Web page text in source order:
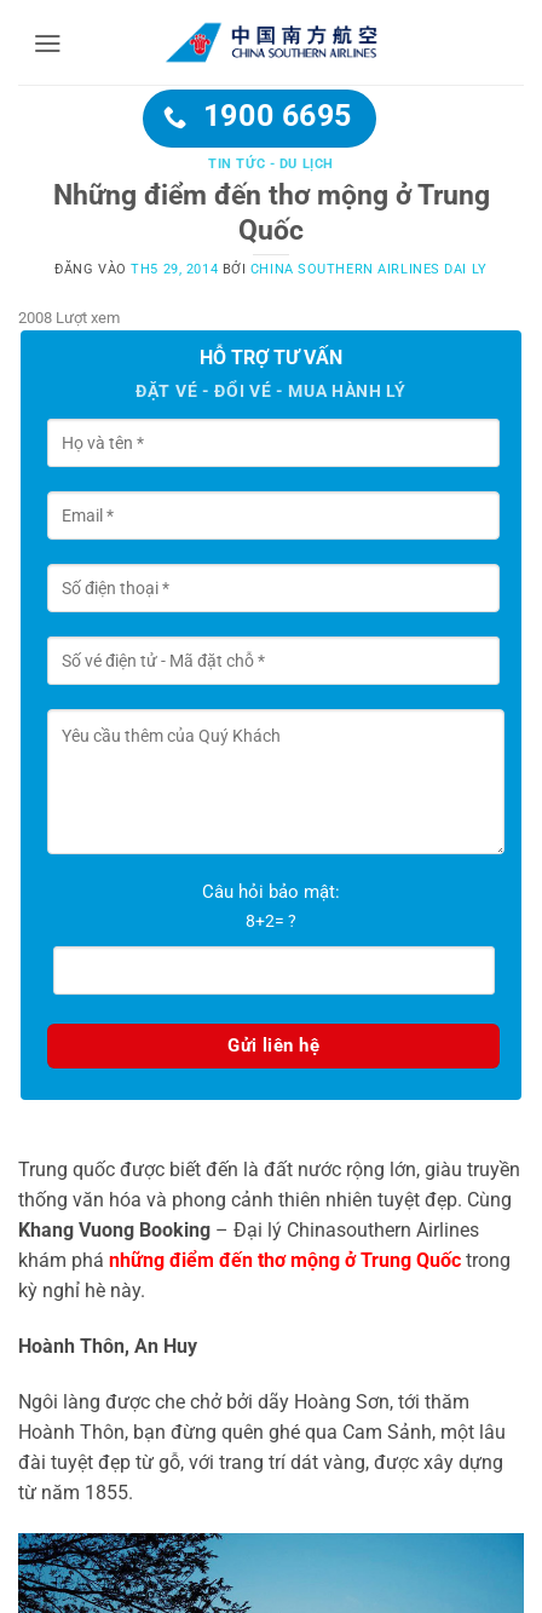
1900 6695
TIN TỨC - DU LỊCH
Những điểm đến thơ mộng ở Trung
Quốc
ĐĂNG VÀOTH5 29, 2014 BỞI CHINA SOUTHERN AIRLINES DAI LY
2008 Lượt xem
HỖ TRỢ TƯ VẤN
ĐẶT VÉ - ĐỔI VÉ - MUA HÀNH LÝ
Câu hỏi bảo mật:
8+2= ?
Trung quốc được biết đến là đất nước rộng lớn, giàu truyền
thống văn hóa và phong cảnh thiên nhiên tuyệt đẹp. Cùng
Khang Vuong Booking – Đại lý Chinasouthern Airlines
khám phá những điểm đến thơ mộng ở Trung Quốc trong
kỳ nghỉ hè này.
Hoành Thôn, An Huy
Ngôi làng được che chở bởi dãy Hoàng Sơn, tới thăm
Hoành Thôn, bạn đừng quên ghé qua Cam Sảnh, một lâu
đài tuyệt đẹp từ gỗ, với trang trí dát vàng, được xây dựng
từ năm 1855.